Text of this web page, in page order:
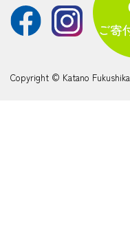
Copyright © Katano